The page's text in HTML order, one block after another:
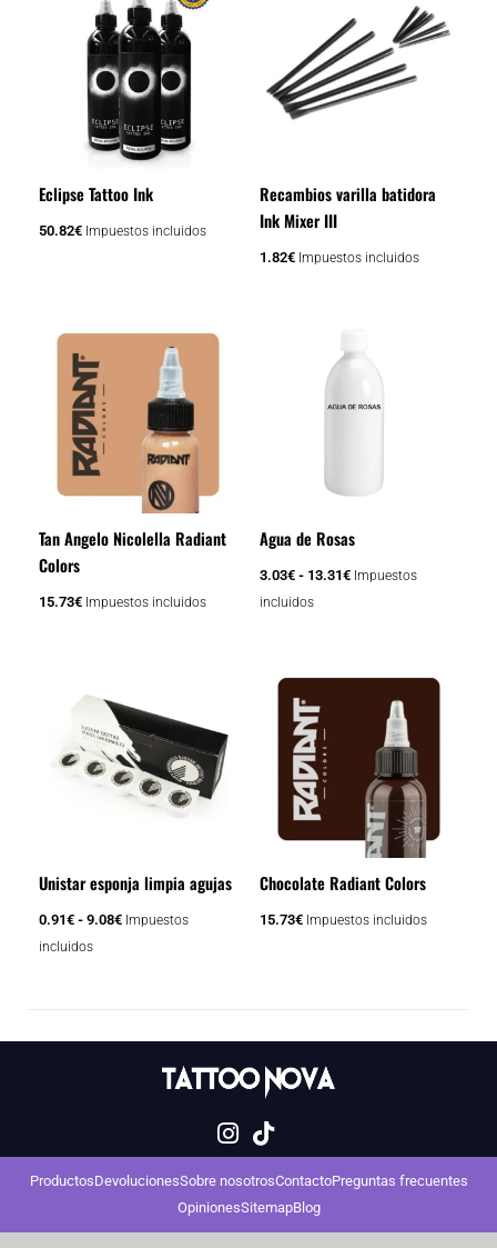
Eclipse Tattoo Ink
50.82€ Impuestos incluidos
Recambios varilla batidora
Ink Mixer III
1.82€ Impuestos incluidos
Tan Angelo Nicolella Radiant
Colors
15.73€ Impuestos incluidos
Agua de Rosas
3.03€ - 13.31€
precios:
desde
Impuestos
incluidos
producto
tiene
múltiples
opciones
pueden
elegir
de
Unistar esponja limpia agujas
0.91€ - 9.08€
precios:
desde
0.91€
hasta
9.08€
Impuestos
incluidos
producto
tiene
múltiples
variantes.
pueden
elegir
producto
Chocolate Radiant Colors
15.73€ Impuestos incluidos
ProductosDevolucionesSobre nosotrosContactoPreguntas frecuentes
OpinionesSitemapBlog